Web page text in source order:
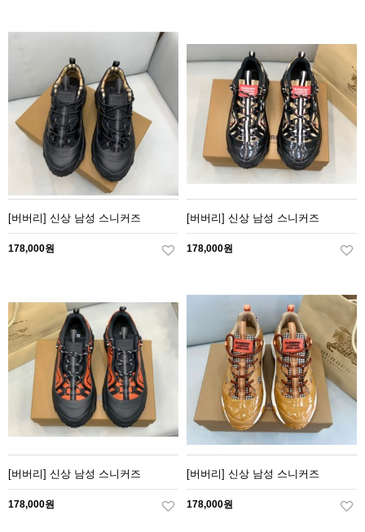
[버버리] 신상 남성 스니커즈
178,000원
[버버리] 신상 남성 스니커즈
178,000원
[버버리] 신상 남성 스니커즈
178,000원
[버버리] 신상 남성 스니커즈
178,000원